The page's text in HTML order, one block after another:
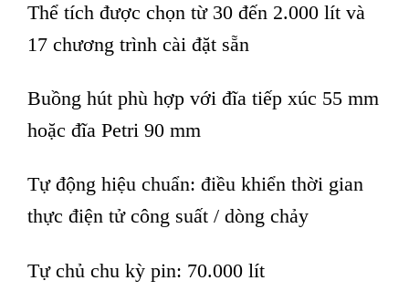
Thể tích được chọn từ 30 đến 2.000 lít và
17 chương trình cài đặt sẵn
Buồng hút phù hợp với đĩa tiếp xúc 55 mm
hoặc đĩa Petri 90 mm
Tự động hiệu chuẩn: điều khiển thời gian
thực điện tử công suất / dòng chảy
Tự chủ chu kỳ pin: 70.000 lít